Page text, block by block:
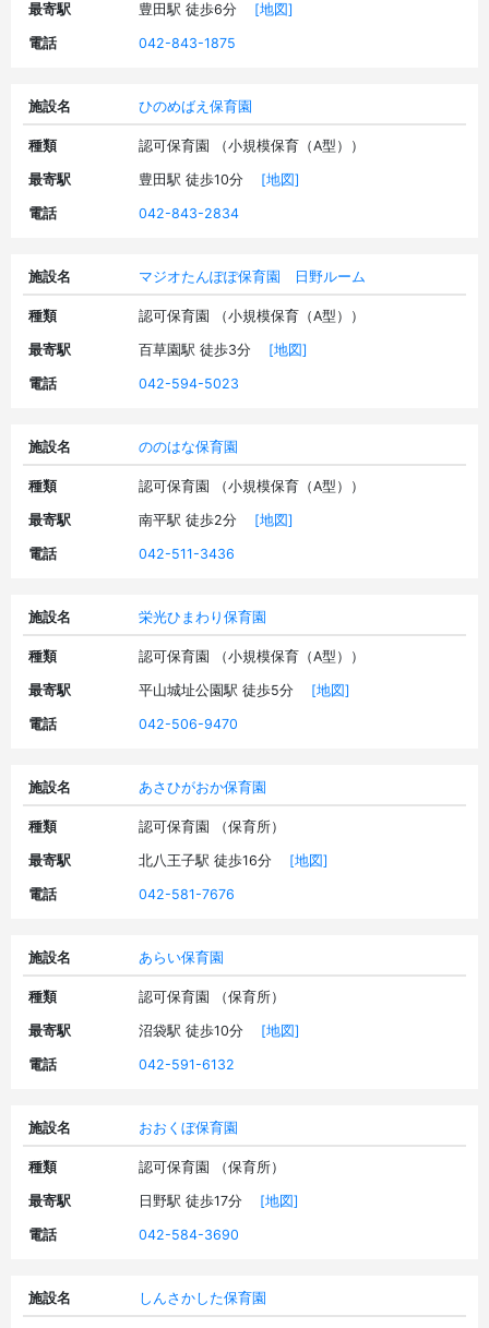
最寄駅 豊田駅 徒歩6分 [地図]
電話 042-843-1875
施設名 ひのめばえ保育園
種類 認可保育園 （小規模保育（A型））
最寄駅 豊田駅 徒歩10分 [地図]
電話 042-843-2834
施設名 マジオたんぽぽ保育園 日野ルーム
種類 認可保育園 （小規模保育（A型））
最寄駅 百草園駅 徒歩3分 [地図]
電話 042-594-5023
施設名 ののはな保育園
種類 認可保育園 （小規模保育（A型））
最寄駅 南平駅 徒歩2分 [地図]
電話 042-511-3436
施設名 栄光ひまわり保育園
種類 認可保育園 （小規模保育（A型））
最寄駅 平山城址公園駅 徒歩5分 [地図]
電話 042-506-9470
施設名 あさひがおか保育園
種類 認可保育園 （保育所）
最寄駅 北八王子駅 徒歩16分 [地図]
電話 042-581-7676
施設名 あらい保育園
種類 認可保育園 （保育所）
最寄駅 沼袋駅 徒歩10分 [地図]
電話 042-591-6132
施設名 おおくぼ保育園
種類 認可保育園 （保育所）
最寄駅 日野駅 徒歩17分 [地図]
電話 042-584-3690
施設名 しんさかした保育園